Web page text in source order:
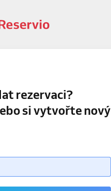
rezervaci?
si vytvořte nový